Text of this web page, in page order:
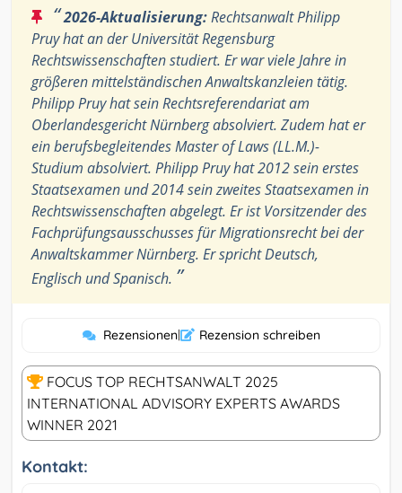
“2026-Aktualisierung:Rechtsanwalt Philipp
Pruy hat an der Universität Regensburg
Rechtswissenschaften studiert. Er war viele Jahre in
größeren mittelständischen Anwaltskanzleien tätig.
Philipp Pruy hat sein Rechtsreferendariat am
Oberlandesgericht Nürnberg absolviert. Zudem hat er
ein berufsbegleitendes Master of Laws (LL.M.)-
Studium absolviert. Philipp Pruy hat 2012 sein erstes
Staatsexamen und 2014 sein zweites Staatsexamen in
Rechtswissenschaften abgelegt. Er ist Vorsitzender des
Fachprüfungsausschusses für Migrationsrecht bei der
Anwaltskammer Nürnberg. Er spricht Deutsch,
Englisch und Spanisch. ”
Rezensionen| Rezension schreiben
FOCUS TOP RECHTSANWALT 2025
INTERNATIONAL ADVISORY EXPERTS AWARDS
WINNER 2021
Kontakt: